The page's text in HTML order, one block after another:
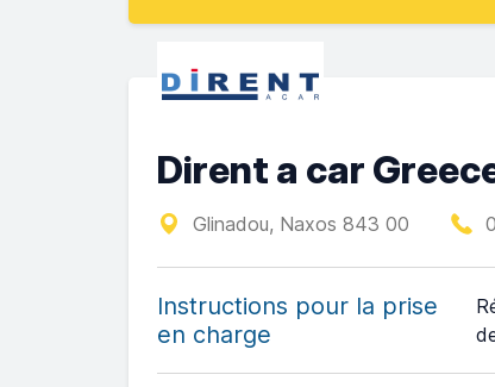
Dirent a car
Glinadou, Naxos 843 00
Instructions pour la prise
en charge